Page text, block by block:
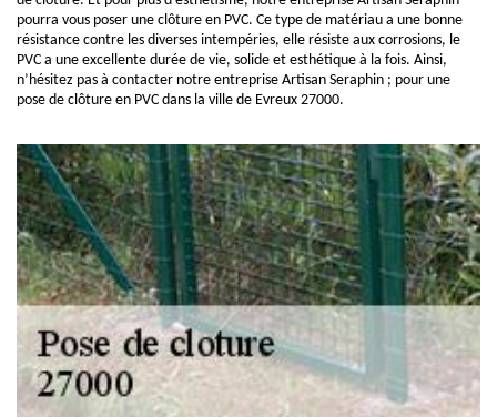
pourra vous poser une clôture en PVC. Ce type de matériau a une bonne
résistance contre les diverses intempéries, elle résiste aux corrosions, le
PVC a une excellente durée de vie, solide et esthétique à la fois. Ainsi,
n’hésitez pas à contacter notre entreprise Artisan Seraphin ; pour une
pose de clôture en PVC dans la ville de Evreux 27000.